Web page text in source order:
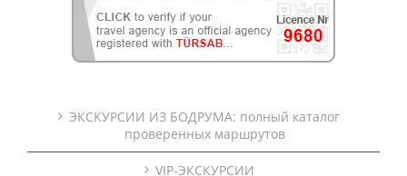
ЭКСКУРСИИ ИЗ БОДРУМА: полный каталог
проверенных маршрутов
VIP-ЭКСКУРСИИ